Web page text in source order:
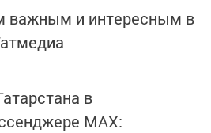
важным и интересным в
в
MАХ: